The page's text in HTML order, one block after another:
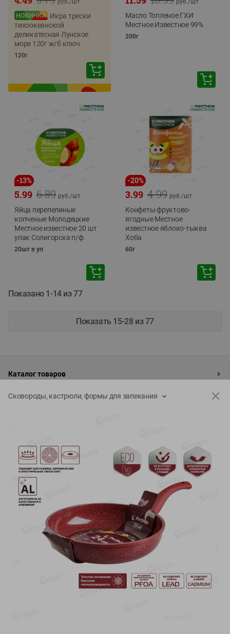
руб./шт
Икра трески
тихоокеанской
деликатесная Лунское
море 120г ж/б ключ
120г
руб./шт
Масло Топленое ГХИ
Местное Известное 99%
200г
-13%
6.89
5.99 руб./шт
Яйца перепелиные
копченые Молодецкие
Местное известное 20 шт
упак Солигорска п/ф
20шт в уп
-20%
4.99
3.99 руб./шт
Конфеты фруктово-
ягодные Местное
известное яблоко-тыква
Хоба
60г
Показано 1-14 из 77
Показать 15-28 из 77
Каталог товаров
Специально для вас
Мой Green
Приложение Green c
доставкой и бонусной картой
App
Google
Play
AppGallery
+375 44 560-60-61
Время работы Call-центра: Пн.- Пт. с 09.00 до 17.00, СБ, ВС -
Сковороды, кастрюли, формы для запекания